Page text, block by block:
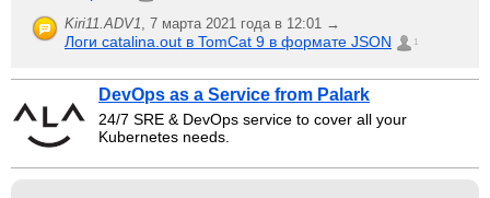
Kiri11.ADV1, 7 марта 2021 года в 12:01 →
Логи catalina.out в TomCat 9 в формате JSON 1
DevOps as a Service from Palark
24/7 SRE & DevOps service to cover all your
Kubernetes needs.